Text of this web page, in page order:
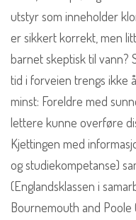
utstyr som inneholder
er sikkert korrekt, men
barnet skeptisk til vann?
tid i forveien trengs ikke
minst: Foreldre med
lettere kunne overføre
Kjettingen med
og studiekompetanse)
(Englandsklassen i
Bournemouth and Poole